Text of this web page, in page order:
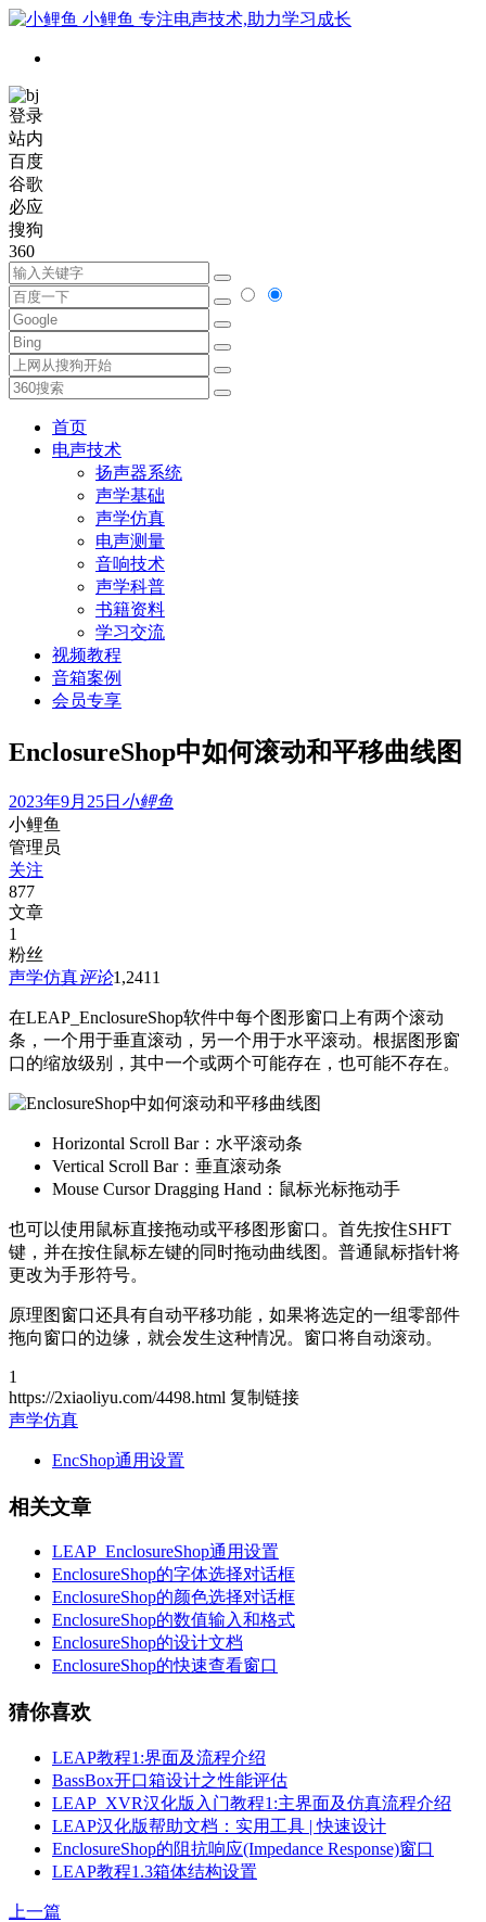
小鲤鱼 专注电声技术,助力学习成长
登录
站内
百度
谷歌
必应
搜狗
360
首页
电声技术
扬声器系统
声学基础
声学仿真
电声测量
音响技术
声学科普
书籍资料
学习交流
视频教程
音箱案例
会员专享
EnclosureShop中如何滚动和平移曲线图
2023年9月25日 小鲤鱼
小鲤鱼
管理员
关注
877
文章
1
粉丝
声学仿真评论1,241 1
在LEAP_EnclosureShop软件中每个图形窗口上有两个滚动
条，一个用于垂直滚动，另一个用于水平滚动。根据图形窗
口的缩放级别，其中一个或两个可能存在，也可能不存在。
Horizontal Scroll Bar：水平滚动条
Vertical Scroll Bar：垂直滚动条
Mouse Cursor Dragging Hand：鼠标光标拖动手
也可以使用鼠标直接拖动或平移图形窗口。首先按住SHFT
键，并在按住鼠标左键的同时拖动曲线图。普通鼠标指针将
更改为手形符号。
原理图窗口还具有自动平移功能，如果将选定的一组零部件
拖向窗口的边缘，就会发生这种情况。窗口将自动滚动。
1
https://2xiaoliyu.com/4498.html 复制链接
声学仿真
EncShop通用设置
相关文章
LEAP_EnclosureShop通用设置
EnclosureShop的字体选择对话框
EnclosureShop的颜色选择对话框
EnclosureShop的数值输入和格式
EnclosureShop的设计文档
EnclosureShop的快速查看窗口
猜你喜欢
LEAP教程1:界面及流程介绍
BassBox开口箱设计之性能评估
LEAP_XVR汉化版入门教程1:主界面及仿真流程介绍
LEAP汉化版帮助文档：实用工具 | 快速设计
EnclosureShop的阻抗响应(Impedance Response)窗口
LEAP教程1.3箱体结构设置
上一篇